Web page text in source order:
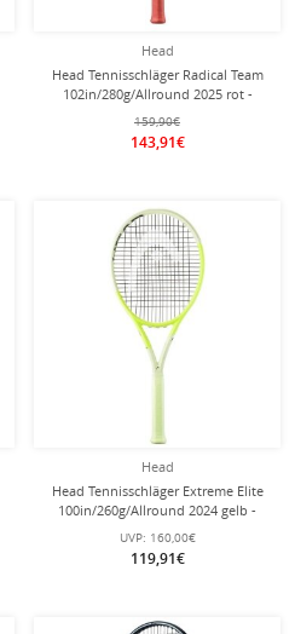
Head
Head Tennisschläger Radical Team
102in/280g/Allround 2025 rot -
unbesaitet -
159,90€
143,91€
Head
Head Tennisschläger Extreme Elite
100in/260g/Allround 2024 gelb -
besaitet -
UVP: 160,00€
119,91€